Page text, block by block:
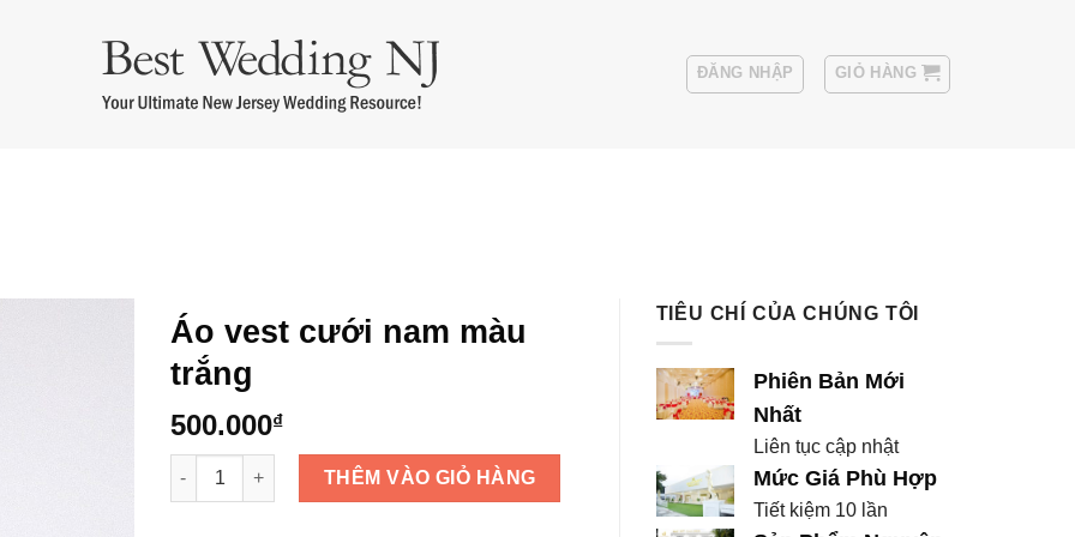
ĐĂNG NHẬP GIỎ HÀNG
Áo vest cưới nam màu
trắng
500.000₫
Áo vest cưới nam màu trắng số lượng
THÊM VÀO GIỎ HÀNG
TIÊU CHÍ CỦA CHÚNG TÔI
Phiên Bản Mới
Nhất
Liên tục cập nhật
Mức Giá Phù Hợp
Tiết kiệm 10 lần